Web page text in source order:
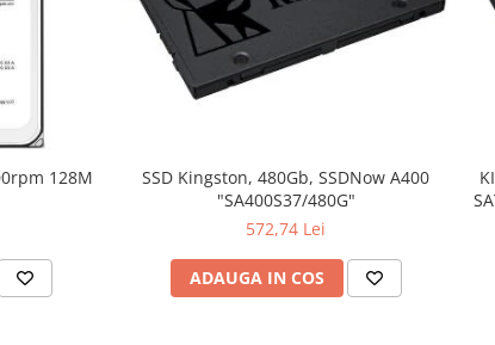
SSD Kingston, 480Gb, SSDNow A400
"SA400S37/480G"
572,74 Lei
ADAUGA IN COS